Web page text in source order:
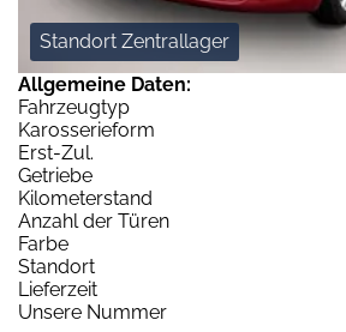
Standort Zentrallager
Allgemeine Daten:
Fahrzeugtyp
Karosserieform
Erst-Zul.
Getriebe
Kilometerstand
Anzahl der Türen
Farbe
Standort
Lieferzeit
Unsere Nummer